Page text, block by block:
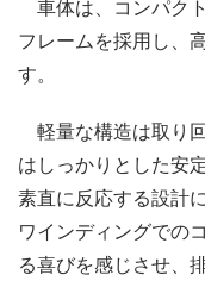
車体は、コンパク
フレームを採用し、
す。
軽量な構造は取り
はしっかりとした安
素直に反応する設計
ワインディングでの
る喜びを感じさせ、